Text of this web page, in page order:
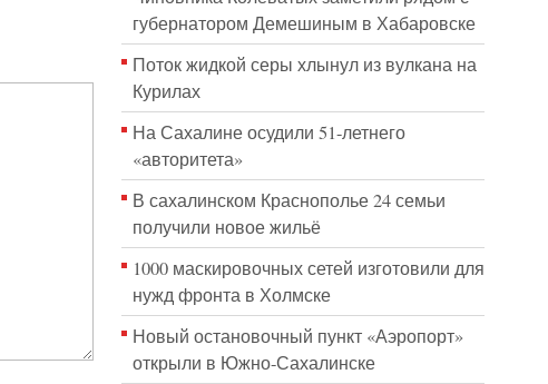
губернатором Демешиным в Хабаровске
Поток жидкой серы хлынул из вулкана на
Курилах
На Сахалине осудили 51-летнего
«авторитета»
В сахалинском Краснополье 24 семьи
получили новое жильё
1000 маскировочных сетей изготовили для
нужд фронта в Холмске
Новый остановочный пункт «Аэропорт»
открыли в Южно-Сахалинске